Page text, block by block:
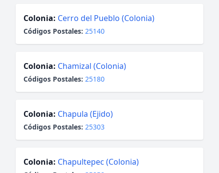
Colonia: Cerro del Pueblo (Colonia)
Códigos Postales: 25140
Colonia: Chamizal (Colonia)
Códigos Postales: 25180
Colonia: Chapula (Ejido)
Códigos Postales: 25303
Colonia: Chapultepec (Colonia)